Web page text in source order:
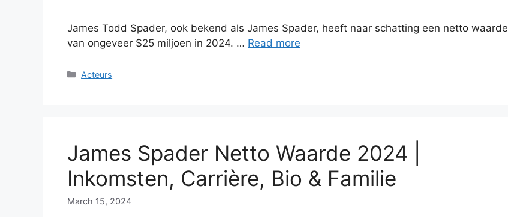
James Todd Spader, ook bekend als James Spader, heeft naar schatting een netto waarde
van ongeveer $25 miljoen in 2024. … Read more
Categories
Acteurs
James Spader Netto Waarde 2024 |
Inkomsten, Carrière, Bio & Familie
March 15, 2024